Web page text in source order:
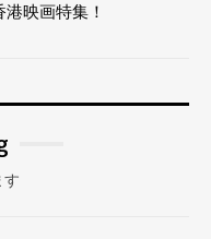
映画特集！
す